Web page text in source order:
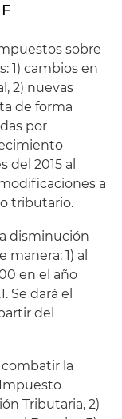
sobre
1) cambios en
2) nuevas
de forma
por
del 2015 al
a
tributario.
disminución
1) al
en el año
Se dará el
del
la
Tributaria, 2)